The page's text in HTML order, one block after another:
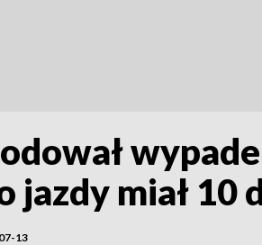
jazdy miał 10
13